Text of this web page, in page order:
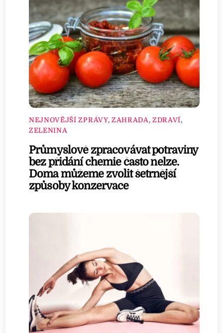
NEJNOVĚJŠÍ ZPRÁVY, ZAHRADA, ZDRAVÍ,
ZELENINA
Průmyslově zpracovávat potraviny
bez přidání chemie často nelze.
Doma můžeme zvolit šetrnější
způsoby konzervace